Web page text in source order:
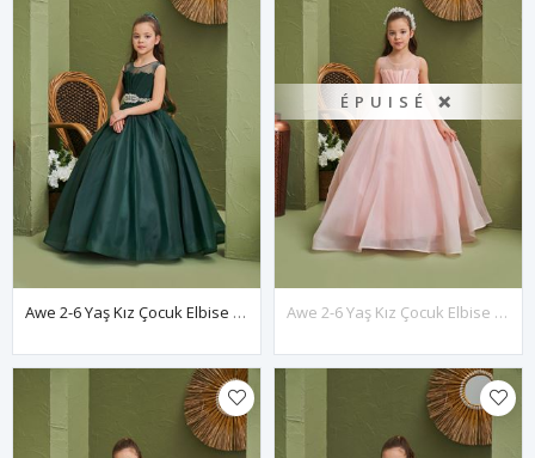
Awe 2-6 Yaş Kız Çocuk Elbise 20166 Yeşil
ÉPUISÉ ❌
Awe 2-6 Yaş Kız Çocuk Elbise 20166 Somon